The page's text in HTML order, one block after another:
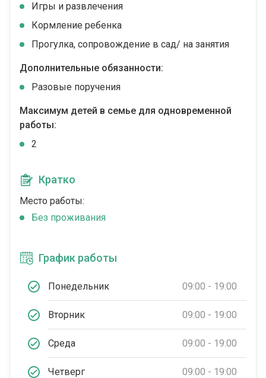
Игры и развлечения
Кормление ребенка
Прогулка, сопровождение в сад/ на занятия
Дополнительные обязанности:
Разовые поручения
Максимум детей в семье для одновременной
работы:
2
Кратко
Место работы:
Без проживания
График работы
Понедельник 09:00 - 19:00
Вторник 09:00 - 19:00
Среда 09:00 - 19:00
Четверг 09:00 - 19:00